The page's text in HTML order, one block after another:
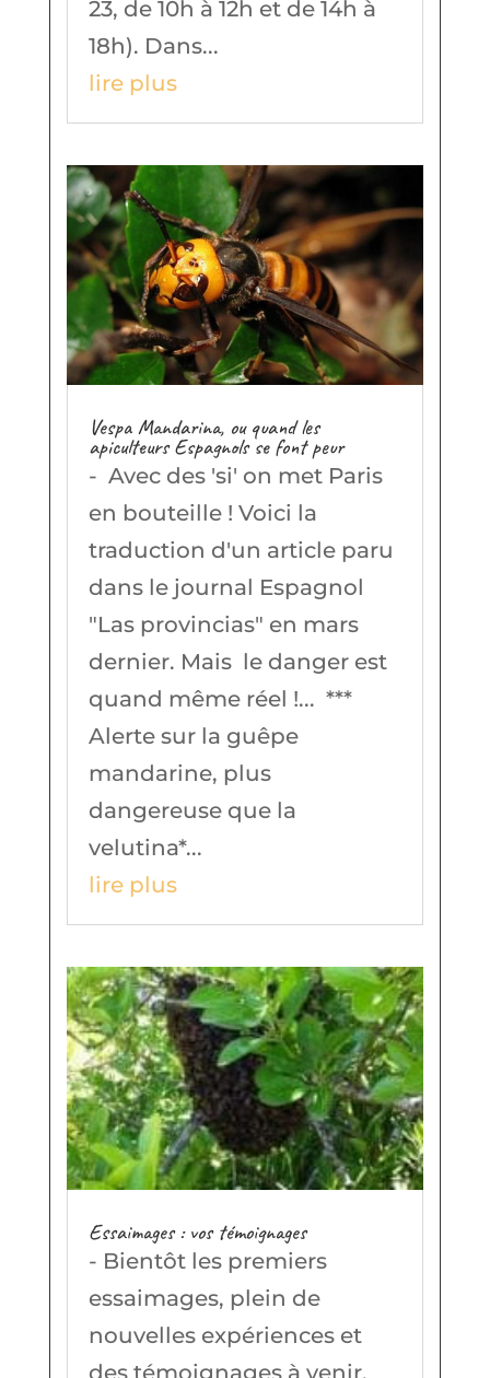
23, de 10h à 12h et de 14h à
18h). Dans...
lire plus
Vespa Mandarina, ou quand les
apiculteurs Espagnols se font peur
- Avec des 'si' on met Paris
en bouteille ! Voici la
traduction d'un article paru
dans le journal Espagnol
"Las provincias" en mars
dernier. Mais le danger est
quand même réel !... ***
Alerte sur la guêpe
mandarine, plus
dangereuse que la
velutina*...
lire plus
Essaimages : vos témoignages
- Bientôt les premiers
essaimages, plein de
nouvelles expériences et
des témoignages à venir.